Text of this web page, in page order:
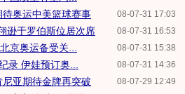
08-07-31 17:03
奥运中美篮球赛事
08-07-31 16:53
逊于罗伯斯位居次席
08-07-31 15:38
京奥运备受关...
08-07-31 14:36
录 伊娃预订奥...
08-07-29 12:49
亚期待金牌再突破